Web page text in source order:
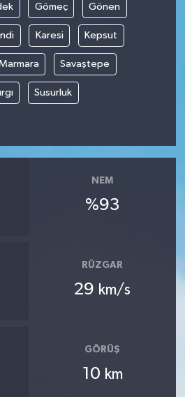
Gömeç Gönen
Karesi Kepsut
Savaştepe
Susurluk
NEM
%93
RÜZGAR
29 km/s
GÖRÜŞ
10 km